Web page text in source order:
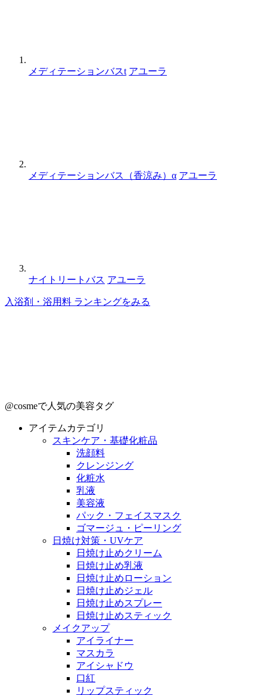
メディテーションバスt アユーラ
メディテーションバス（香涼み）α アユーラ
ナイトリートバス アユーラ
入浴剤・浴用料 ランキングをみる
@cosmeで人気の美容タグ
アイテムカテゴリ
スキンケア・基礎化粧品
洗顔料
クレンジング
化粧水
乳液
美容液
パック・フェイスマスク
ゴマージュ・ピーリング
日焼け対策・UVケア
日焼け止めクリーム
日焼け止め乳液
日焼け止めローション
日焼け止めジェル
日焼け止めスプレー
日焼け止めスティック
メイクアップ
アイライナー
マスカラ
アイシャドウ
口紅
リップスティック